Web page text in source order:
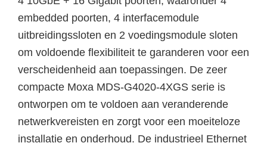
embedded poorten, 4 interfacemodule
uitbreidingssloten en 2 voedingsmodule sloten
om voldoende flexibiliteit te garanderen voor een
verscheidenheid aan toepassingen. De zeer
compacte Moxa MDS-G4020-4XGS serie is
ontworpen om te voldoen aan veranderende
netwerkvereisten en zorgt voor een moeiteloze
installatie en onderhoud. De industrieel Ethernet